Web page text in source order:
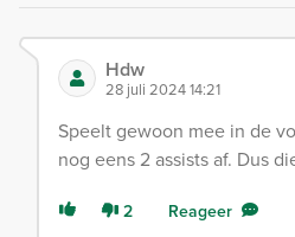
Hdw
28 juli 2024 14:21
Speelt gewoon mee in de
nog eens 2 assists af. Dus
2 Reageer